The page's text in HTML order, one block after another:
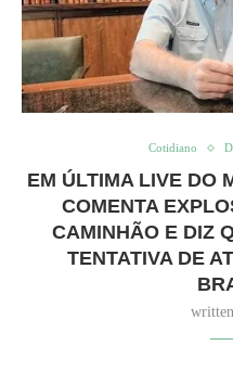
Cotidiano
EM ÚLTIMA LIVE DO
COMENTA
CAMINHÃO E DIZ
TENTATIVA DE